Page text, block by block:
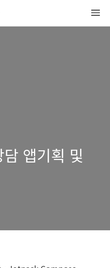
앱기획 및